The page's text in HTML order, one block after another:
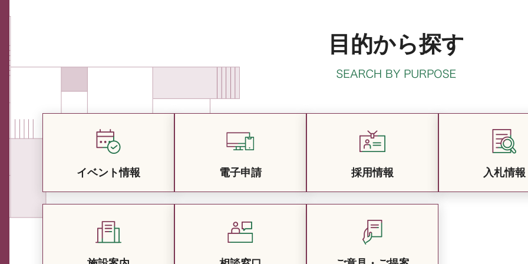
目的から探す
イベント情報 電子申請 採用情報 入札情報